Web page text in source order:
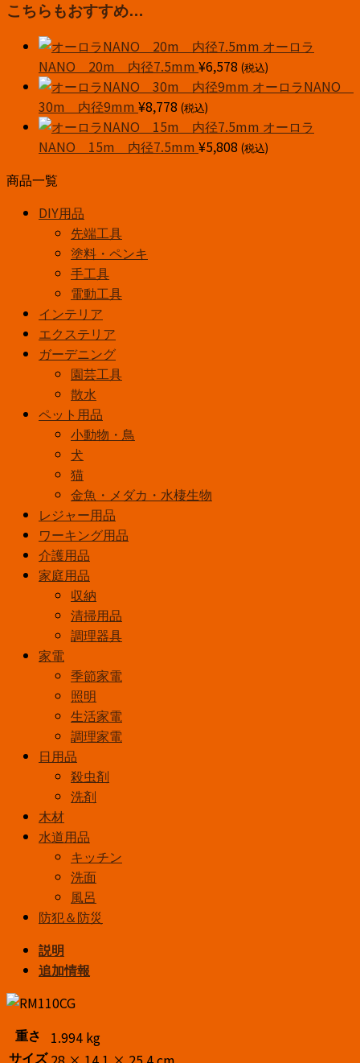
内
7.5mm
こちらもおすすめ…
オーロラ
NANO 20m 内径7.5mm ¥6,578 (税込)
オーロラNANO
30m 内径9mm ¥8,778 (税込)
オーロラ
NANO 15m 内径7.5mm ¥5,808 (税込)
商品一覧
DIY用品
先端工具
塗料・ペンキ
手工具
電動工具
インテリア
エクステリア
ガーデニング
園芸工具
散水
ペット用品
小動物・鳥
犬
猫
金魚・メダカ・水棲生物
レジャー用品
ワーキング用品
介護用品
家庭用品
収納
清掃用品
調理器具
家電
季節家電
照明
生活家電
調理家電
日用品
殺虫剤
洗剤
木材
水道用品
キッチン
洗面
風呂
防犯＆防災
説明
追加情報
重さ 1.994 kg
サイズ